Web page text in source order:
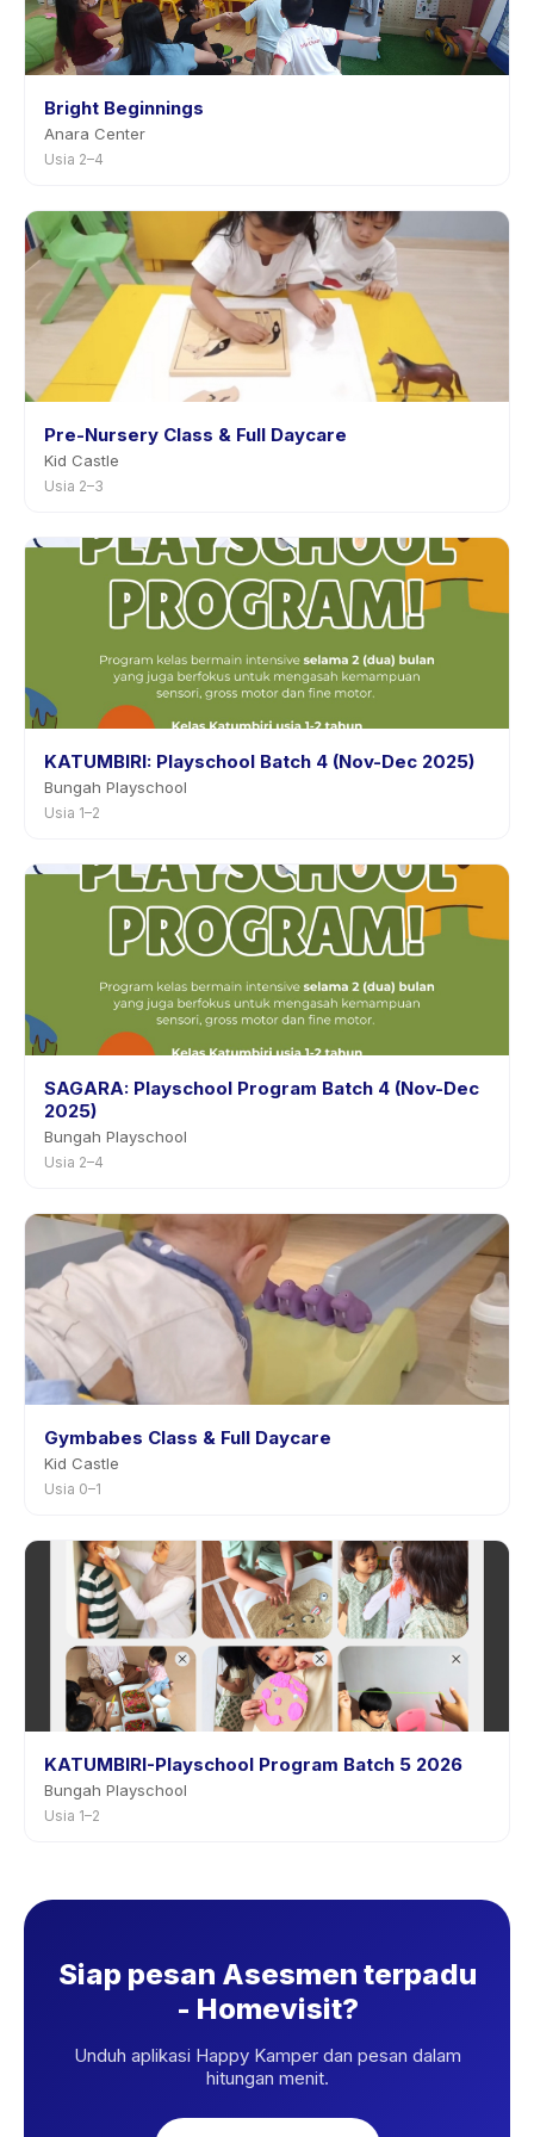
Bright Beginnings
Anara Center
Usia 2–4
Pre-Nursery Class & Full Daycare
Kid Castle
Usia 2–3
KATUMBIRI: Playschool Batch 4 (Nov-Dec 2025)
Bungah Playschool
Usia 1–2
SAGARA: Playschool Program Batch 4 (Nov-Dec
2025)
Bungah Playschool
Usia 2–4
Gymbabes Class & Full Daycare
Kid Castle
Usia 0–1
KATUMBIRI-Playschool Program Batch 5 2026
Bungah Playschool
Usia 1–2
Siap pesan Asesmen terpadu
- Homevisit?
Unduh aplikasi Happy Kamper dan pesan dalam
hitungan menit.